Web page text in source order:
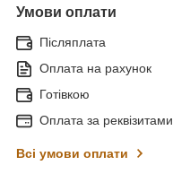
Умови оплати
Післяплата
Оплата на рахунок
Готівкою
Оплата за реквізитами
Всі умови оплати